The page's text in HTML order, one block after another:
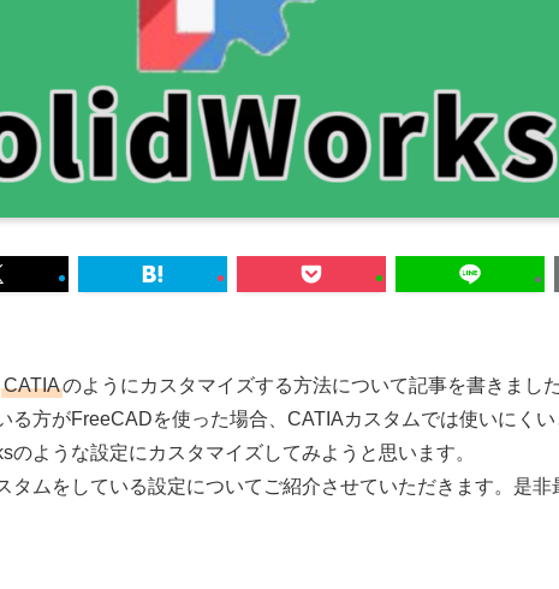
CATIAのようにカスタマイズする方法について記事を書きまし
る方がFreeCADを使った場合、CATIAカスタムでは使いにく
のような設定にカスタマイズしてみようと思います。
タムをしている設定についてご紹介させていただきます。是非